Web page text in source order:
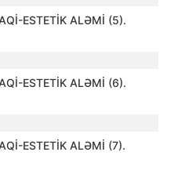
ESTETİK ALƏMİ (5).
ESTETİK ALƏMİ (6).
ESTETİK ALƏMİ (7).